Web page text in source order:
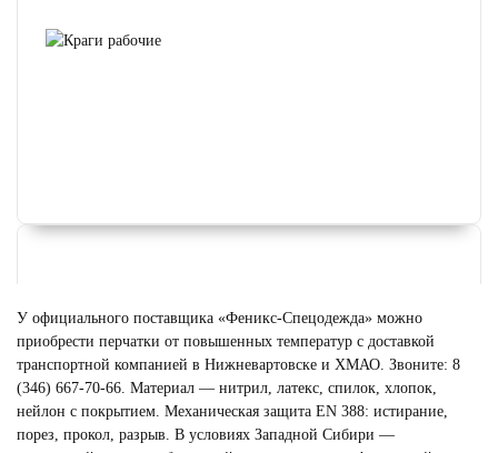
У официального поставщика «Феникс-Спецодежда» можно
приобрести перчатки от повышенных температур с доставкой
транспортной компанией в Нижневартовске и ХМАО. Звоните: 8
(346) 667-70-66. Материал — нитрил, латекс, спилок, хлопок,
нейлон с покрытием. Механическая защита EN 388: истирание,
порез, прокол, разрыв. В условиях Западной Сибири —